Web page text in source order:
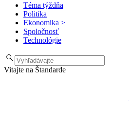
Téma týždňa
Politika
Ekonomika >
Spoločnosť
Technológie
Vitajte na Štandarde